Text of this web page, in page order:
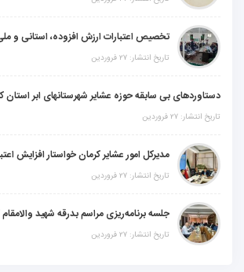
تاریخ انتشار: ۲۷ فروردین
دستاوردهای بی سابقه حوزه عشایر شهرستانهای ابر استان
تاریخ انتشار: ۲۷ فروردین
تاریخ انتشار: ۲۷ فروردین
جلسه برنامه‌ریزی مراسم بدرقه شهید
تاریخ انتشار: ۲۷ فروردین